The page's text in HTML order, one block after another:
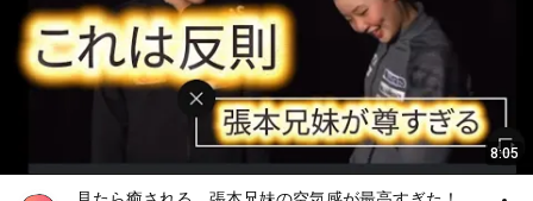
8:05